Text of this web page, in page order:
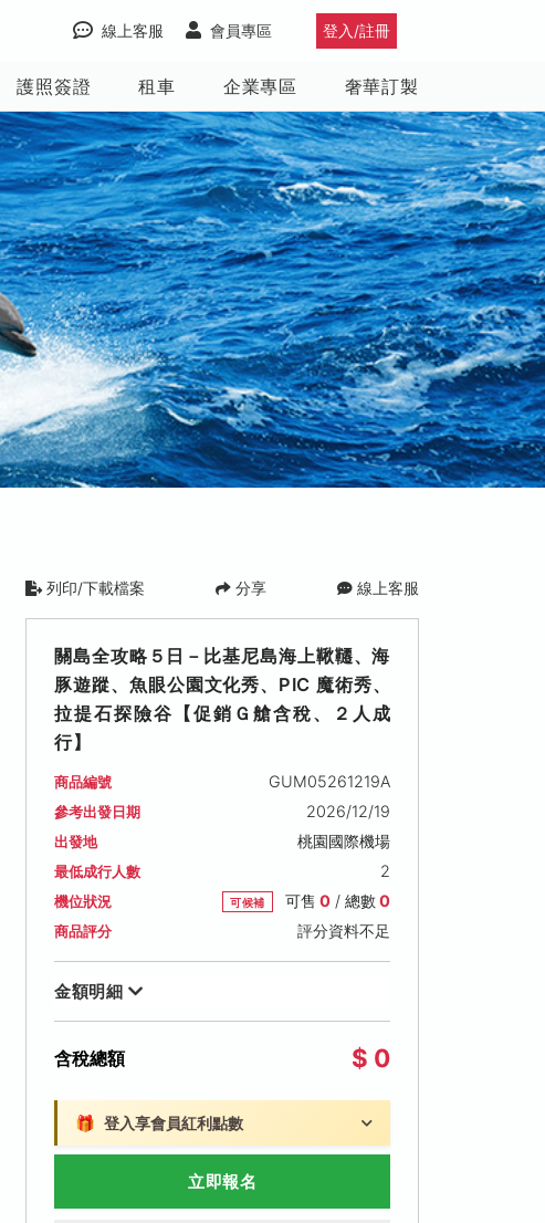
登入/註冊
會員專區
線上客服
護照簽證 租車 企業專區 奢華訂製
列印/下載檔案 分享 線上客服
關島全攻略５日－比基尼島海上鞦韆、海
豚遊蹤、魚眼公園文化秀、PIC 魔術秀、
拉提石探險谷【促銷Ｇ艙含稅、２人成
行】
商品編號 GUM05261219A
參考出發日期 2026/12/19
出發地 桃園國際機場
最低成行人數 2
機位狀況 可候補 可售 0/ 總數0
商品評分 評分資料不足
金額明細
含稅總額 $ 0
🎁 登入享會員紅利點數
立即報名